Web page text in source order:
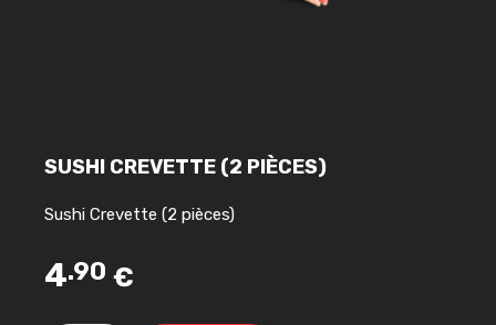
SUSHI CREVETTE (2 PIÈCES)
Sushi Crevette (2 pièces)
4.90 €